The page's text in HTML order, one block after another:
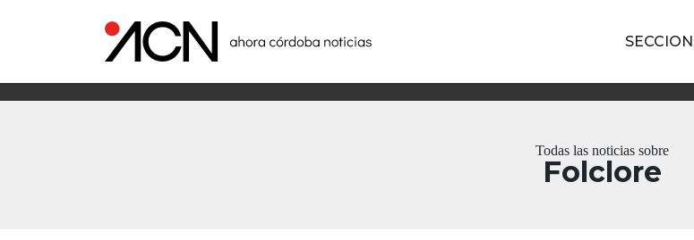
Todas las noticias sobre
Folclore